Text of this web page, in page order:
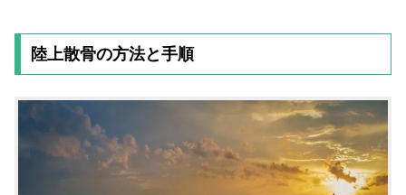
陸上散骨の方法と手順